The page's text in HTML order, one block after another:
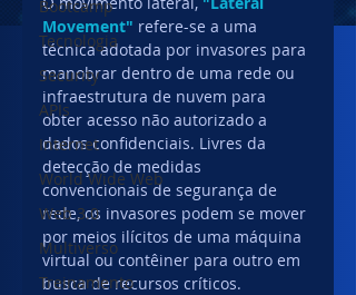
Bootcamp
Tecnologia
Security
APIs
Internet
World Wide Web
Web 3.0
Multiverso
Treinamento
Movement" refere-se a uma
técnica adotada por invasores para
manobrar dentro de uma rede ou
infraestrutura de nuvem para
obter acesso não autorizado a
dados confidenciais. Livres da
detecção de medidas
convencionais de segurança de
rede, os invasores podem se mover
por meios ilícitos de uma máquina
virtual ou contêiner para outro em
busca de recursos críticos.